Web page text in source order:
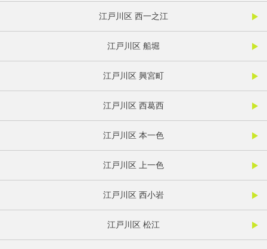
江戸川区 西一之江
江戸川区 船堀
江戸川区 興宮町
江戸川区 西葛西
江戸川区 本一色
江戸川区 上一色
江戸川区 西小岩
江戸川区 松江